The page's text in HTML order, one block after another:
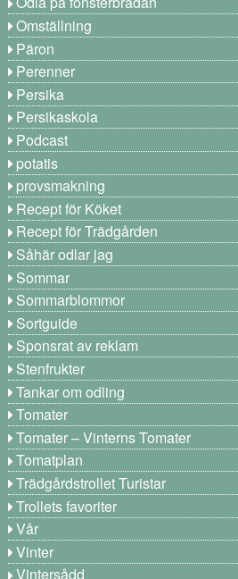
Omställning
Päron
Perenner
Persika
Persikaskola
Podcast
potatis
provsmakning
Recept för Köket
Recept för Trädgården
Såhär odlar jag
Sommar
Sommarblommor
Sortguide
Sponsrat av reklam
Stenfrukter
Tankar om odling
Tomater
Tomater – Vinterns Tomater
Tomatplan
Trädgårdstrollet Turistar
Trollets favoriter
Vår
Vinter
Vintersådd